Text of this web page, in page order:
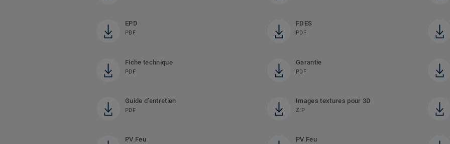
EPD
PDF
FDES
PDF
Fiche technique
PDF
Garantie
PDF
Guide d’entretien
PDF
Images textures pour 3D
ZIP
PV Feu PV Feu